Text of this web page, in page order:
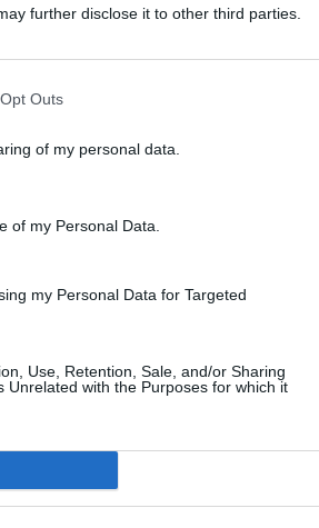
further disclose it to other third parties.
Outs
of my personal data.
of my Personal Data.
my Personal Data for Targeted
Use, Retention, Sale, and/or Sharing
Unrelated with the Purposes for which it